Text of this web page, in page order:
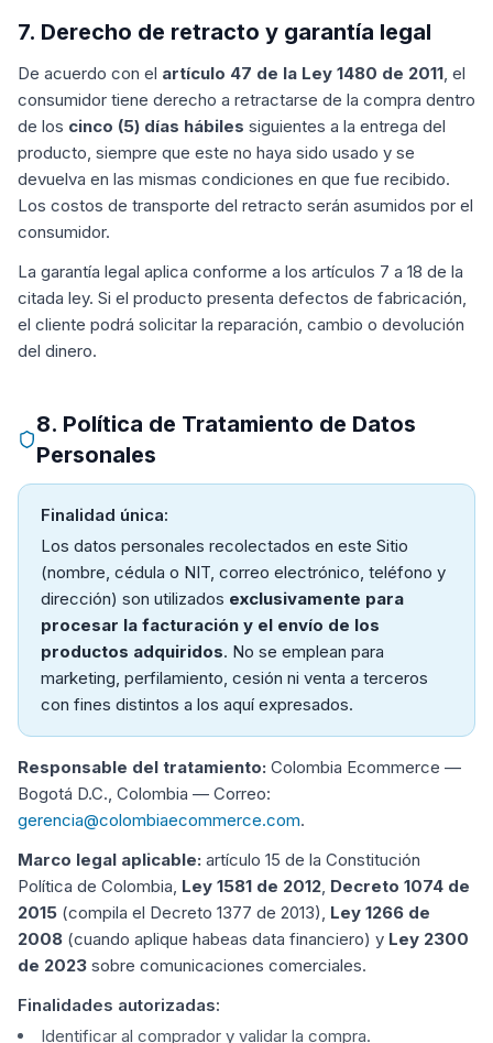
7. Derecho de retracto y garantía legal
De acuerdo con el artículo 47 de la Ley 1480 de 2011, el
consumidor tiene derecho a retractarse de la compra dentro
de los cinco (5) días hábiles siguientes a la entrega del
producto, siempre que este no haya sido usado y se
devuelva en las mismas condiciones en que fue recibido.
Los costos de transporte del retracto serán asumidos por el
consumidor.
La garantía legal aplica conforme a los artículos 7 a 18 de la
citada ley. Si el producto presenta defectos de fabricación,
el cliente podrá solicitar la reparación, cambio o devolución
del dinero.
8. Política de Tratamiento de Datos
Personales
Finalidad única:
Los datos personales recolectados en este Sitio
(nombre, cédula o NIT, correo electrónico, teléfono y
dirección) son utilizados exclusivamente para
procesar la facturación y el envío de los
productos adquiridos. No se emplean para
marketing, perfilamiento, cesión ni venta a terceros
con fines distintos a los aquí expresados.
Responsable del tratamiento: Colombia Ecommerce —
Bogotá D.C., Colombia — Correo:
gerencia@colombiaecommerce.com.
Marco legal aplicable: artículo 15 de la Constitución
Política de Colombia, Ley 1581 de 2012, Decreto 1074 de
2015 (compila el Decreto 1377 de 2013), Ley 1266 de
2008 (cuando aplique habeas data financiero) y Ley 2300
de 2023 sobre comunicaciones comerciales.
Finalidades autorizadas:
Identificar al comprador y validar la compra.